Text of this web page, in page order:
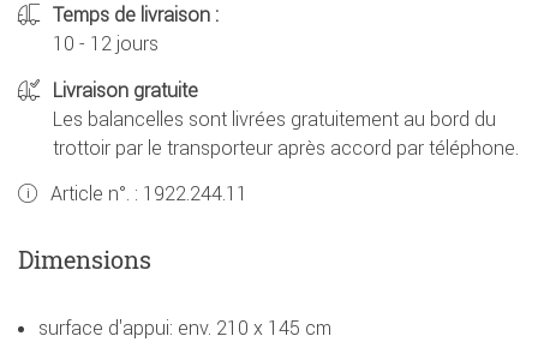
Temps de livraison :
10 - 12 jours
Livraison gratuite
Les balancelles sont livrées gratuitement au bord du
trottoir par le transporteur après accord par téléphone.
Article n°. : 1922.244.11
Dimensions
surface d'appui: env. 210 x 145 cm